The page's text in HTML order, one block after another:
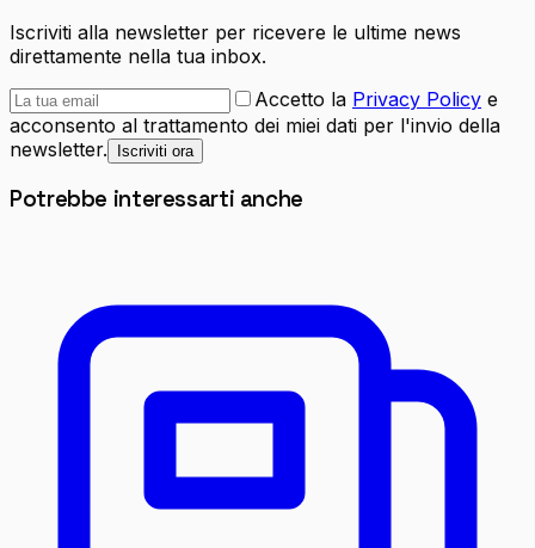
Iscriviti alla newsletter per ricevere le ultime news
direttamente nella tua inbox.
Accetto la Privacy Policy e
acconsento al trattamento dei miei dati per l'invio della
newsletter.
Iscriviti ora
Potrebbe interessarti anche